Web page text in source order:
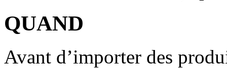
QUAND
Avant d’importer des